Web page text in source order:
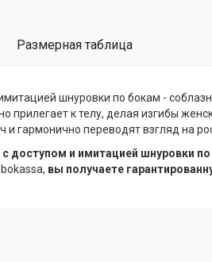
Размерная таблица
шнуровки по бокам -
прилегает к телу, делая изгибы
и гармонично переводят взгляд на
доступом и имитацией шнуровки
вы получаете